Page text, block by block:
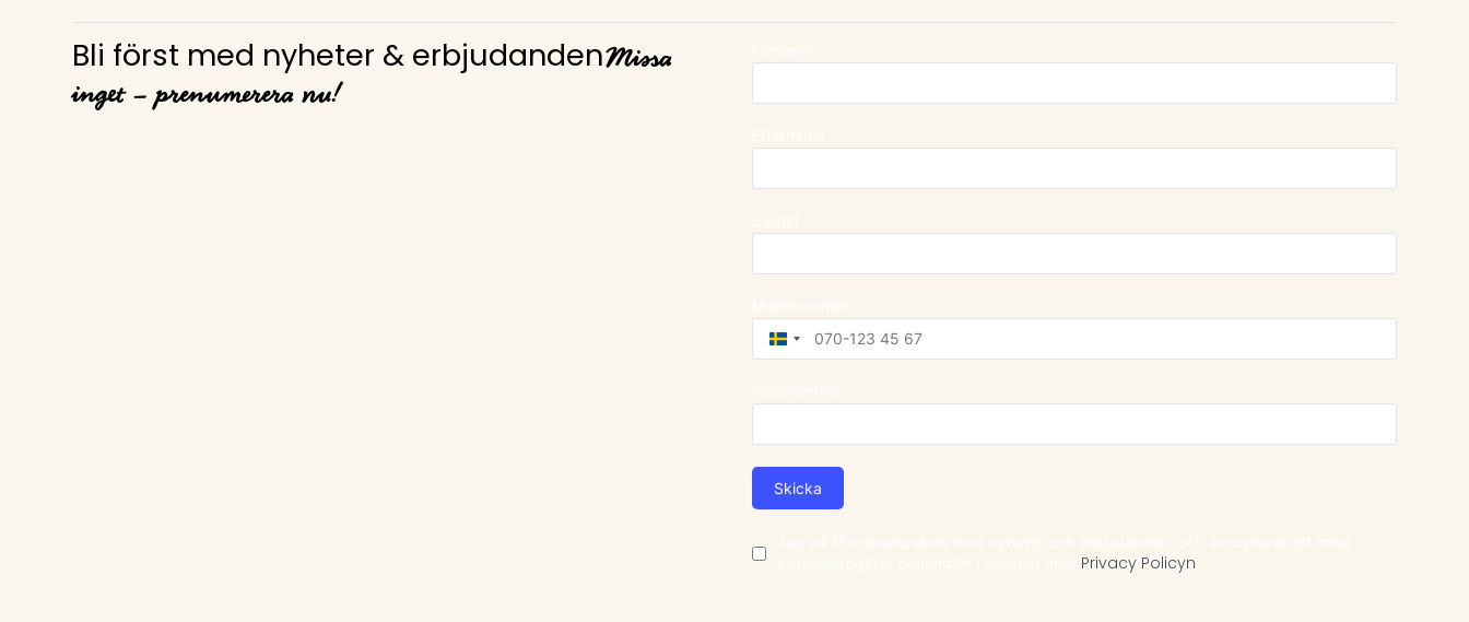
Bli först med nyheter & erbjudandenMissa
inget – prenumerera nu!
Sweden
+46
Skicka
Privacy Policyn